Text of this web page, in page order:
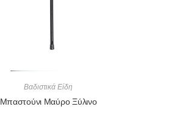
Βαδιστικά Είδη
Μπαστούνι Μαύρο Ξύλινο